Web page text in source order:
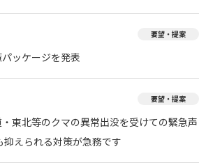
要望・提案
ッケージを発表
要望・提案
東北等のクマの異常出没を受けての緊急声
えられる対策が急務です